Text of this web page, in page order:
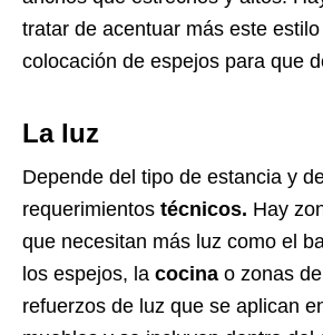
tratar de acentuar más este
colocación de espejos para que
La luz
Depende del tipo de estancia y
requerimientos técnicos. Hay
que necesitan más luz como el
los espejos, la cocina o zonas
refuerzos de luz que se aplican